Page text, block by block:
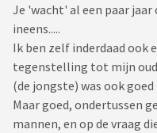
Je 'wacht' al een paar
ineens.....
Ik ben zelf inderdaad ook
tegenstelling tot mijn
(de jongste) was ook
Maar goed, ondertussen
mannen, en op de vraag